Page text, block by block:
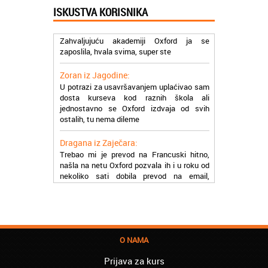
ISKUSTVA KORISNIKA
Milica iz Beograda:
Zahvaljujuću akademiji Oxford ja se
zaposlila, hvala svima, super ste
Zoran iz Jagodine:
U potrazi za usavršavanjem uplaćivao sam
dosta kurseva kod raznih škola ali
jednostavno se Oxford izdvaja od svih
ostalih, tu nema dileme
Dragana iz Zaječara:
Trebao mi je prevod na Francuski hitno,
našla na netu Oxford pozvala ih i u roku od
nekoliko sati dobila prevod na email,
stvarno su super
se, ja ljudi ne znam šta bi radio sada da ne
postojite, Hvala Vam
Natasa iz Kraljeva:
O NAMA
Prijava za kurs